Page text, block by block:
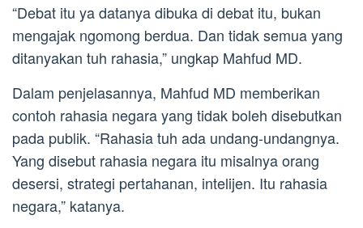
“Debat itu ya datanya dibuka di debat itu, bukan
mengajak ngomong berdua. Dan tidak semua yang
ditanyakan tuh rahasia,” ungkap Mahfud MD.
Dalam penjelasannya, Mahfud MD memberikan
contoh rahasia negara yang tidak boleh disebutkan
pada publik. “Rahasia tuh ada undang-undangnya.
Yang disebut rahasia negara itu misalnya orang
desersi, strategi pertahanan, intelijen. Itu rahasia
negara,” katanya.